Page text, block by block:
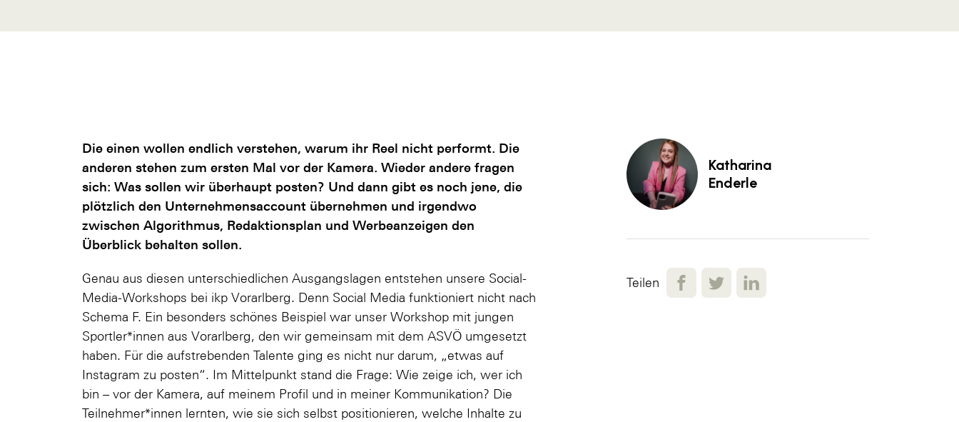
Die einen wollen endlich verstehen, warum ihr Reel nicht performt. Die
anderen stehen zum ersten Mal vor der Kamera. Wieder andere fragen
sich: Was sollen wir überhaupt posten? Und dann gibt es noch jene, die
plötzlich den Unternehmensaccount übernehmen und irgendwo
zwischen Algorithmus, Redaktionsplan und Werbeanzeigen den
Überblick behalten sollen.
Genau aus diesen unterschiedlichen Ausgangslagen entstehen unsere Social-
Media-Workshops bei ikp Vorarlberg. Denn Social Media funktioniert nicht nach
Schema F. Ein besonders schönes Beispiel war unser Workshop mit jungen
Sportler*innen aus Vorarlberg, den wir gemeinsam mit dem ASVÖ umgesetzt
haben. Für die aufstrebenden Talente ging es nicht nur darum, „etwas auf
Instagram zu posten“. Im Mittelpunkt stand die Frage: Wie zeige ich, wer ich
bin – vor der Kamera, auf meinem Profil und in meiner Kommunikation? Die
Teilnehmer*innen lernten, wie sie sich selbst positionieren, welche Inhalte zu
Katharina
Enderle
Teilen